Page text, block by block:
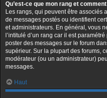
Qu’est-ce que mon rang et
Les rangs, qui peuvent être associés
de messages postés ou identifient
et administrateurs. En général, vous
l’intitulé d’un rang car il est
poster des messages sur le forum
supérieur. Sur la plupart des forums,
modérateur (ou un administrateur)
messages.
Haut